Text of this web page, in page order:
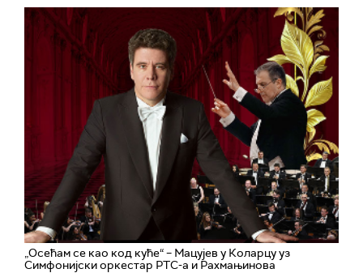
„Осећам се као код куће“ – Мацујев у Коларцу уз
Симфонијски оркестар РТС-а и Рахмањинова